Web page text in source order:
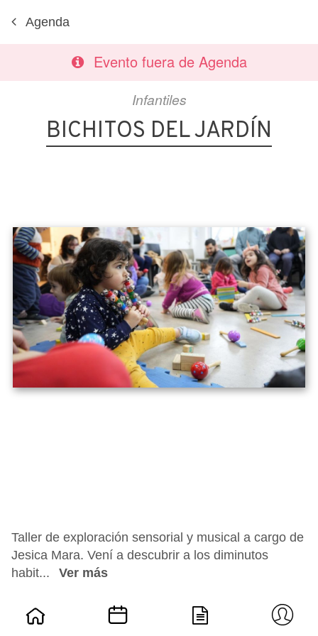
Agenda
Evento fuera de Agenda
Infantiles
BICHITOS DEL JARDÍN
Taller de exploración sensorial y musical a cargo de
Jesica Mara. Vení a descubrir a los diminutos
habit...
Ver más